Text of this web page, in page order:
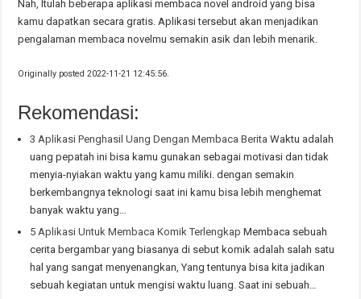
Nah, Itulah beberapa aplikasi membaca novel android yang bisa
kamu dapatkan secara gratis. Aplikasi tersebut akan menjadikan
pengalaman membaca novelmu semakin asik dan lebih menarik.
Originally posted 2022-11-21 12:45:56.
Rekomendasi:
3 Aplikasi Penghasil Uang Dengan Membaca Berita Waktu adalah
uang pepatah ini bisa kamu gunakan sebagai motivasi dan tidak
menyia-nyiakan waktu yang kamu miliki. dengan semakin
berkembangnya teknologi saat ini kamu bisa lebih menghemat
banyak waktu yang…
5 Aplikasi Untuk Membaca Komik Terlengkap Membaca sebuah
cerita bergambar yang biasanya di sebut komik adalah salah satu
hal yang sangat menyenangkan, Yang tentunya bisa kita jadikan
sebuah kegiatan untuk mengisi waktu luang. Saat ini sebuah…